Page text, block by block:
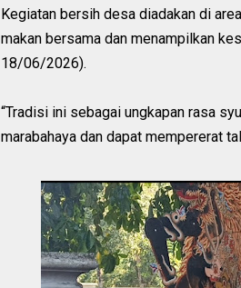
‎Kegiatan bersih desa diadakan di
makan bersama dan menampilkan
18/06/2026).
‎“Tradisi ini sebagai ungkapan rasa
marabahaya dan dapat mempererat